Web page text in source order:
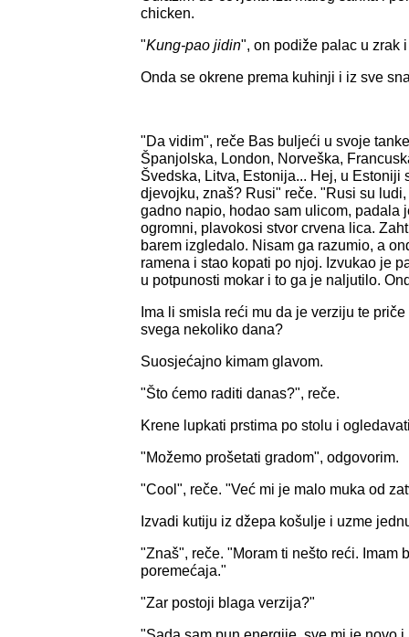
chicken.
"Kung-pao jidin", on podiže palac u zrak
Onda se okrene prema kuhinji i iz sve
"Da vidim", reče Bas buljeći u svoje
Španjolska, London, Norveška,
Švedska, Litva, Estonija... Hej, u Estoniji
djevojku, znaš? Rusi" reče. "Rusi su
gadno napio, hodao sam ulicom, padala
ogromni, plavokosi stvor crvena lica.
barem izgledalo. Nisam ga razumio, a
ramena i stao kopati po njoj. Izvukao je
u potpunosti mokar i to ga je naljutilo.
Ima li smisla reći mu da je verziju te
svega nekoliko dana?
Suosjećajno kimam glavom.
"Što ćemo raditi danas?", reče.
Krene lupkati prstima po stolu i
"Možemo prošetati gradom", odgovorim.
"Cool", reče. "Već mi je malo muka od
Izvadi kutiju iz džepa košulje i uzme
"Znaš", reče. "Moram ti nešto reći. Imam
poremećaja."
"Zar postoji blaga verzija?"